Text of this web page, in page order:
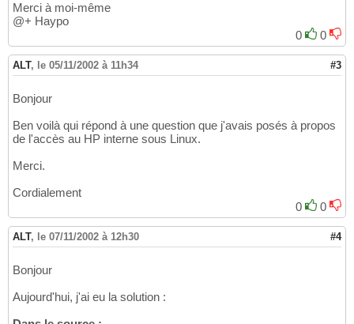
Merci à moi-même
@+ Haypo
0
0
ALT, le 05/11/2002 à 11h34 #3
Bonjour
Ben voilà qui répond à une question que j'avais posés à propos
de l'accès au HP interne sous Linux.
Merci.
Cordialement
0
0
ALT, le 07/11/2002 à 12h30 #4
Bonjour
Aujourd'hui, j'ai eu la solution :